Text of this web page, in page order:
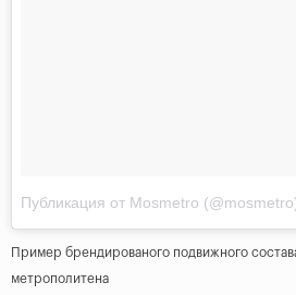
Публикация от Mosmetro
Пример брендированого подвижного
метрополитена